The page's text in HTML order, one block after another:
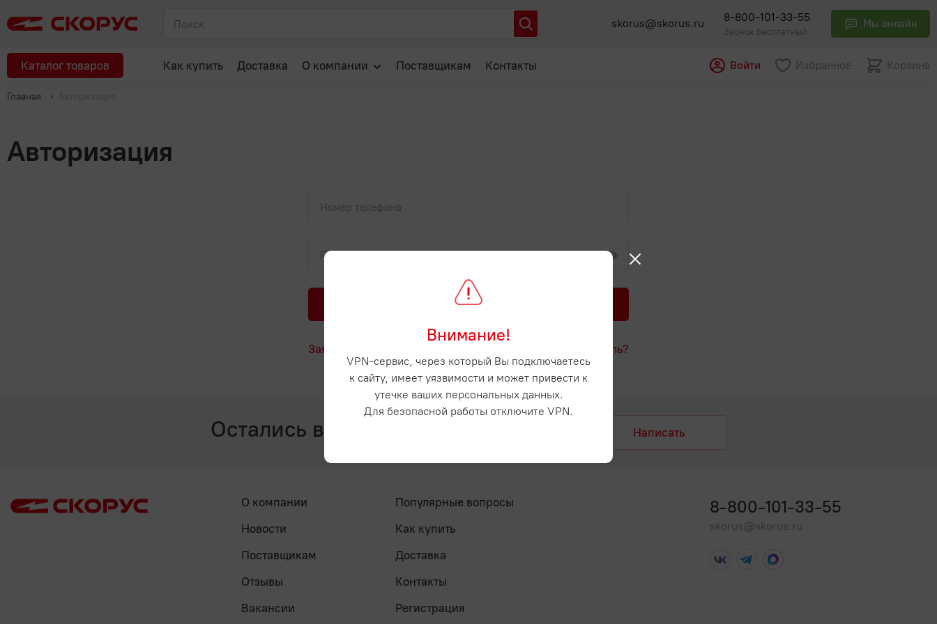
skorus@skorus.ru 8-800-101-33-55
Звонок бесплатный
Мы онлайн
Каталог товаров Как купить Доставка О компании Поставщикам Контакты Войти Избранное Корзина
Главная
Авторизация
Войти
Заявка на регистрацию Забыли пароль?
Остались вопросы? Напишите нам Написать
О компании
Новости
Поставщикам
Отзывы
Вакансии
Популярные вопросы
Как купить
Доставка
Контакты
Регистрация
8-800-101-33-55
skorus@skorus.ru
Внимание!
VPN-сервис, через который Вы подключаетесь
к сайту, имеет уязвимости и может привести к
утечке ваших персональных данных.
Для безопасной работы отключите VPN.